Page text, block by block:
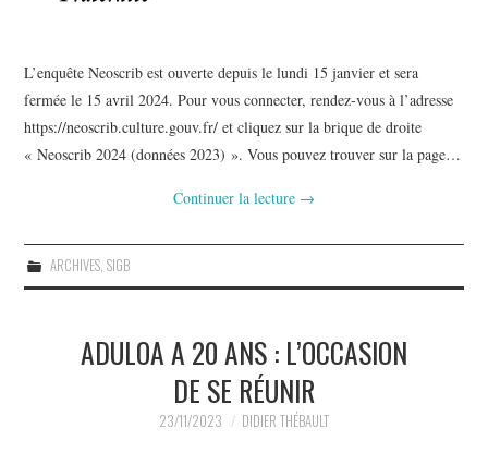
L’enquête Neoscrib est ouverte depuis le lundi 15 janvier et sera
fermée le 15 avril 2024. Pour vous connecter, rendez-vous à l’adresse
https://neoscrib.culture.gouv.fr/ et cliquez sur la brique de droite
« Neoscrib 2024 (données 2023) ». Vous pouvez trouver sur la page…
Continuer la lecture →
ARCHIVES, SIGB
ADULOA A 20 ANS : L’OCCASION
DE SE RÉUNIR
23/11/2023 DIDIER THÉBAULT